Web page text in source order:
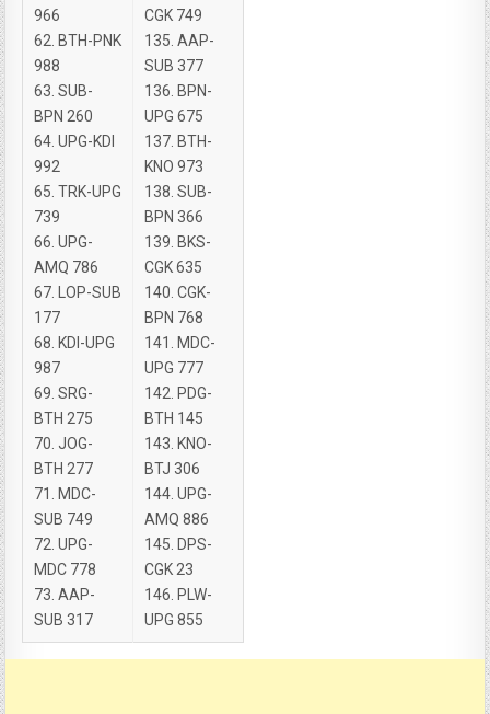
966
62. BTH-PNK
988
63. SUB-
BPN 260
64. UPG-KDI
992
65. TRK-UPG
739
66. UPG-
AMQ 786
67. LOP-SUB
177
68. KDI-UPG
987
69. SRG-
BTH 275
70. JOG-
BTH 277
71. MDC-
SUB 749
72. UPG-
MDC 778
73. AAP-
SUB 317
CGK 749
135. AAP-
SUB 377
136. BPN-
UPG 675
137. BTH-
KNO 973
138. SUB-
BPN 366
139. BKS-
CGK 635
140. CGK-
BPN 768
141. MDC-
UPG 777
142. PDG-
BTH 145
143. KNO-
BTJ 306
144. UPG-
AMQ 886
145. DPS-
CGK 23
146. PLW-
UPG 855